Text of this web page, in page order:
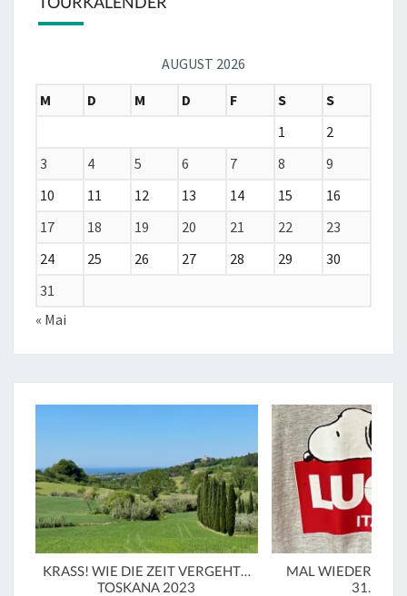
AUGUST 2026
M
D M D F S
S
1
2
3
4 5 6 7 8
9
10
11 12 13 14 15
16
17
18 19 20 21 22
23
24
25 26 27 28 29
30
31
« Mai
KRASS! WIE DIE ZEIT VERGEHT…
TOSKANA 2023
MAL WIEDER IN